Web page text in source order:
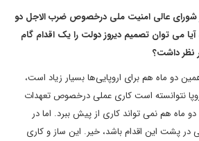
شورای عالی امنیت ملی درخصوص ضرب الاجل دو
آیا می توان تصمیم دیروز دولت را یک اقدام گام
نظر داشت؟
دو ماه هم برای اروپایی‌ها بسیار زیاد است،
نتوانسته است کاری عملی درخصوص تعهدات
ماه هم نمی تواند کاری از پیش ببرد. اما در
در پشت این اقدام باشد، خیر. این ساز و کاری